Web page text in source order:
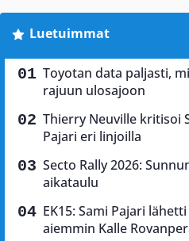
Luetuimmat
Toyotan data paljasti,
rajuun ulosajoon
Thierry Neuville kritisoi
Pajari eri linjoilla
Secto Rally 2026:
aikataulu
EK15: Sami Pajari
aiemmin Kalle